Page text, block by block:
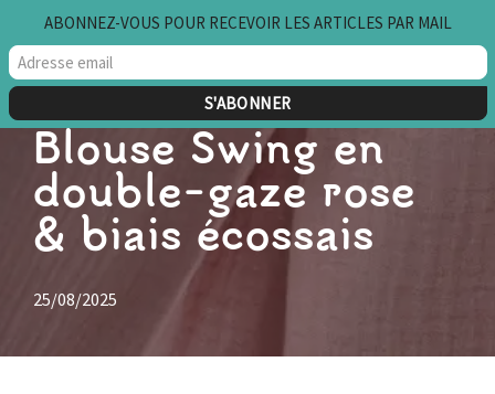
Aller
au
Blouse Swing en
double-gaze rose
& biais écossais
25/08/2025
ABONNEZ-VOUS POUR RECEVOIR LES ARTICLES PAR MAIL